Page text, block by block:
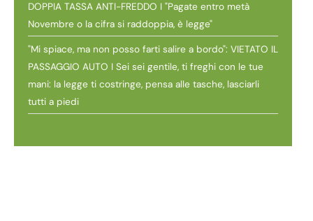
DOPPIA TASSA ANTI-FREDDO I "Pagate entro metà
Novembre o la cifra si raddoppia, è legge"
"Mi spiace, ma non posso farti salire a bordo": VIETATO IL
PASSAGGIO AUTO I Sei sei gentile, ti freghi con le tue
mani: la legge ti costringe, pensa alle tasche, lasciarli
tutti a piedi